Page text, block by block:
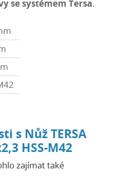
se systémem Tersa.
s Nůž TERSA
HSS-M42
zajímat také